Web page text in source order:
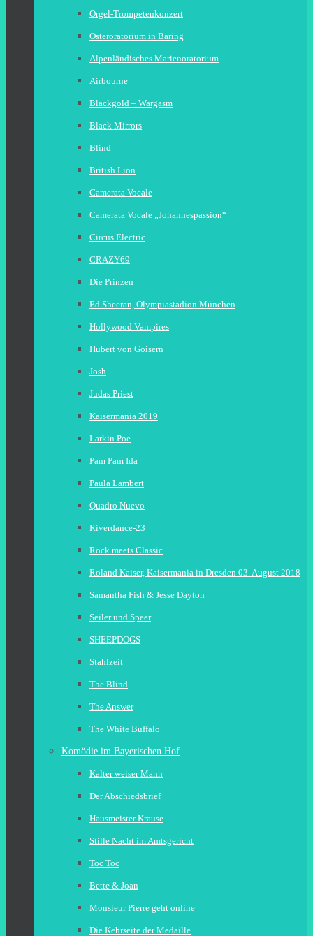
Orgel-Trompetenkonzert
Osteroratorium in Baring
Alpenländisches Marienoratorium
Airbourne
Blackgold – Wargasm
Black Mirrors
Blind
British Lion
Camerata Vocale
Camerata Vocale „Johannespassion“
Circus Electric
CRAZY69
Die Prinzen
Ed Sheeran, Olympiastadion München
Hollywood Vampires
Hubert von Goisern
Josh
Judas Priest
Kaisermania 2019
Larkin Poe
Pam Pam Ida
Paula Lambert
Quadro Nuevo
Riverdance-23
Rock meets Classic
Roland Kaiser, Kaisermania in Dresden 03. August 2018
Samantha Fish & Jesse Dayton
Seiler und Speer
SHEEPDOGS
Stahlzeit
The Blind
The Answer
The White Buffalo
Komödie im Bayerischen Hof
Kalter weiser Mann
Der Abschiedsbrief
Hausmeister Krause
Stille Nacht im Amtsgericht
Toc Toc
Bette & Joan
Monsieur Pierre geht online
Die Kehrseite der Medaille